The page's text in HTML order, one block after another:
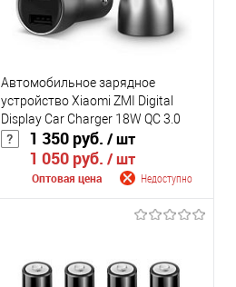
Автомобильное зарядное
устройство Xiaomi ZMI Digital
Display Car Charger 18W QC 3.0
2USB 3A (AP621)
1 350 руб./ шт
1 050 руб./ шт
Оптовая цена Недоступно
К сравнению